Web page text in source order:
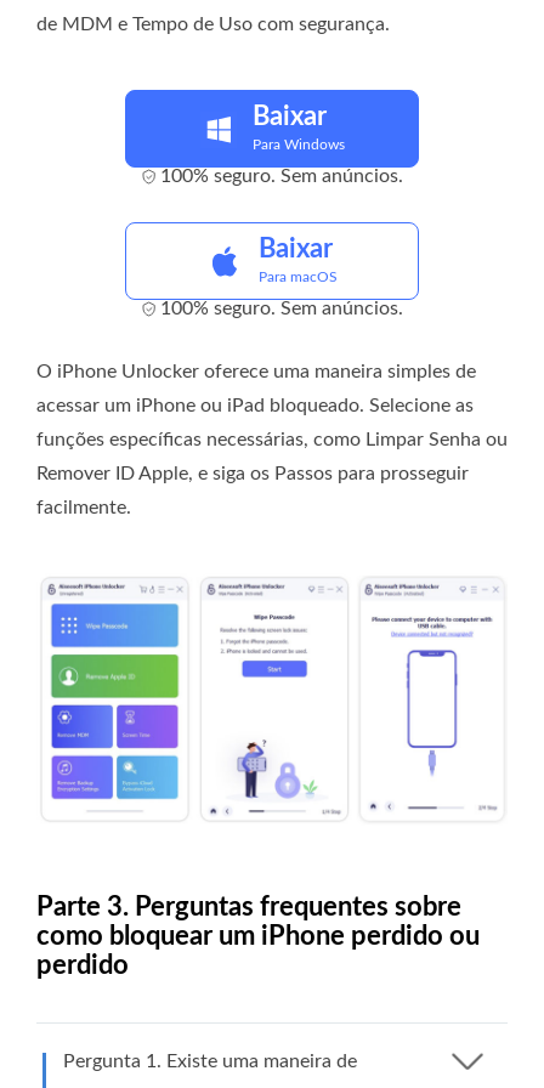
de MDM e Tempo de Uso com segurança.
Baixar
Para Windows
100% seguro. Sem anúncios.
Baixar
Para macOS
100% seguro. Sem anúncios.
O iPhone Unlocker oferece uma maneira simples de
acessar um iPhone ou iPad bloqueado. Selecione as
funções específicas necessárias, como Limpar Senha ou
Remover ID Apple, e siga os Passos para prosseguir
facilmente.
Parte 3. Perguntas frequentes sobre
como bloquear um iPhone perdido ou
perdido
Pergunta 1. Existe uma maneira de